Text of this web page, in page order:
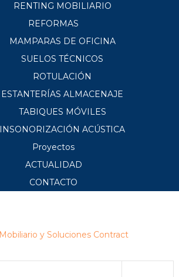
RENTING MOBILIARIO
REFORMAS
MAMPARAS DE OFICINA
SUELOS TÉCNICOS
ROTULACIÓN
ESTANTERÍAS ALMACENAJE
TABIQUES MÓVILES
INSONORIZACIÓN ACÚSTICA
Proyectos
ACTUALIDAD
CONTACTO